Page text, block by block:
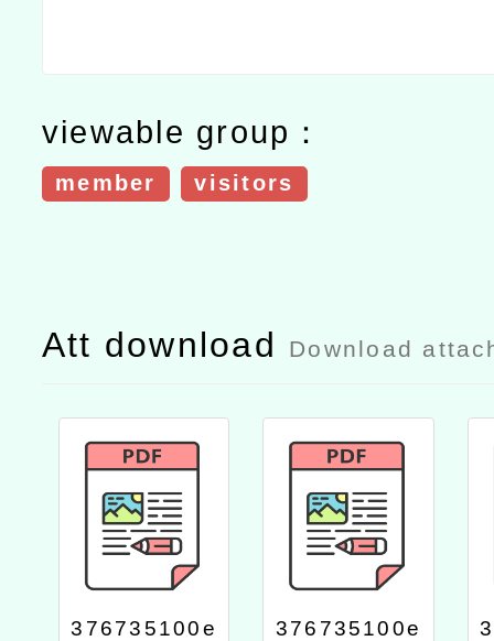
viewable group：
member visitors
Att download Download
376735100e
376735100e